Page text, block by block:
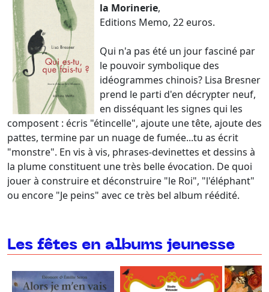
la Morinerie,
Editions Memo, 22 euros.
Qui n'a pas été un jour fasciné par
le pouvoir symbolique des
idéogrammes chinois? Lisa Bresner
prend le parti d'en décrypter neuf,
en disséquant les signes qui les
composent : écris "étincelle", ajoute une tête, ajoute des
pattes, termine par un nuage de fumée...tu as écrit
"monstre". En vis à vis, phrases-devinettes et dessins à
la plume constituent une très belle évocation. De quoi
jouer à construire et déconstruire "le Roi", "l'éléphant"
ou encore "Je peins" avec ce très bel album réédité.
Les fêtes en albums jeunesse